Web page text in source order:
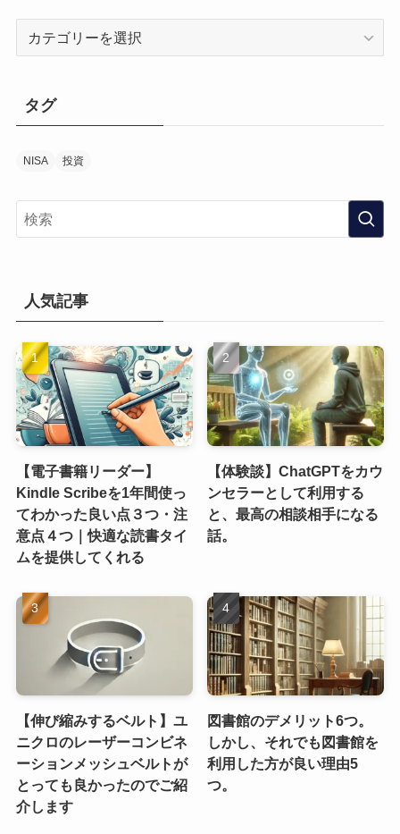
ー
タグ
NISA 投資
人気記事
【電子書籍リーダー】
Kindle Scribeを1年間使っ
てわかった良い点３つ・注
意点４つ｜快適な読書タイ
ムを提供してくれる
【体験談】ChatGPTをカウ
ンセラーとして利用する
と、最高の相談相手になる
話。
【伸び縮みするベルト】ユ
ニクロのレーザーコンビネ
ーションメッシュベルトが
とっても良かったのでご紹
介します
図書館のデメリット6つ。
しかし、それでも図書館を
利用した方が良い理由5
つ。